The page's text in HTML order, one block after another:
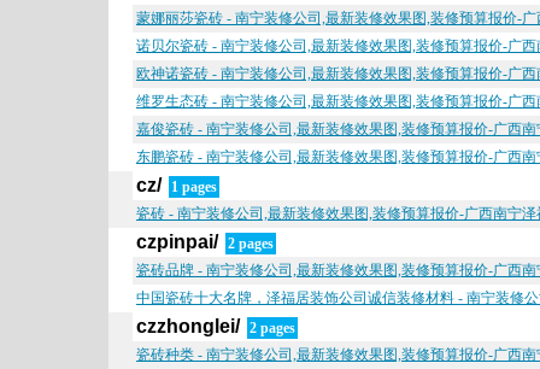
蒙娜丽莎瓷砖 - 南宁装修公司,最新装修效果图,装修预算报价-
诺贝尔瓷砖 - 南宁装修公司,最新装修效果图,装修预算报价-广
欧神诺瓷砖 - 南宁装修公司,最新装修效果图,装修预算报价-广
维罗生态砖 - 南宁装修公司,最新装修效果图,装修预算报价-广
嘉俊瓷砖 - 南宁装修公司,最新装修效果图,装修预算报价-广西
东鹏瓷砖 - 南宁装修公司,最新装修效果图,装修预算报价-广西
cz/ 1 pages
瓷砖 - 南宁装修公司,最新装修效果图,装修预算报价-广西南宁
czpinpai/ 2 pages
瓷砖品牌 - 南宁装修公司,最新装修效果图,装修预算报价-广西
中国瓷砖十大名牌，泽福居装饰公司诚信装修材料 - 南宁装修
czzhonglei/ 2 pages
瓷砖种类 - 南宁装修公司,最新装修效果图,装修预算报价-广西